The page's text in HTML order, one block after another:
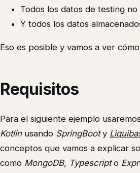
Todos los datos de testing
Y todos los datos
Eso es posible y vamos a ver
Requisitos
Para el siguiente ejemplo
Kotlinusando SpringBooty
conceptos que vamos a explicar
como MongoDB, Typescripto